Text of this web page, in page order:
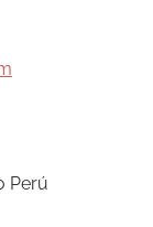
Perú